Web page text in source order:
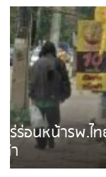
เดือนร้อน! ช
บายพาสเสี